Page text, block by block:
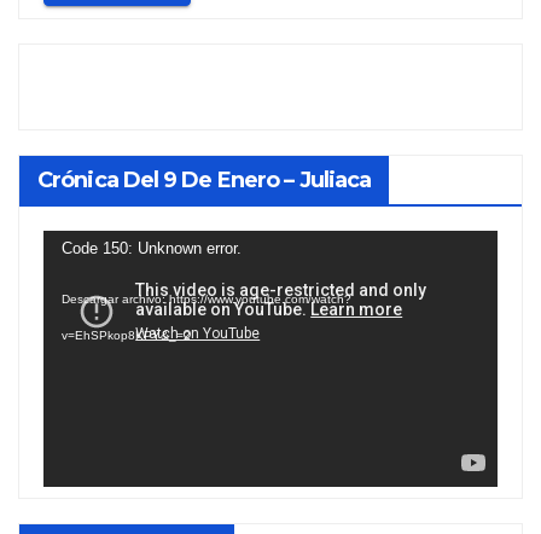
Crónica Del 9 De Enero – Juliaca
Reproductor
vídeo
Code 150: Unknown error.
Descargar archivo: https://www.youtube.com/watch?
v=EhSPkop8KPY&_=2